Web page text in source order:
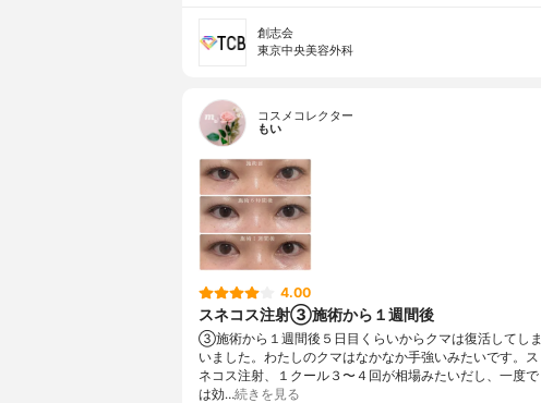
創志会
東京中央美容外科
コスメコレクター
もい
4.00
スネコス注射③施術から１週間後
③施術から１週間後５日目くらいからクマは復活してしま
いました。わたしのクマはなかなか手強いみたいです。ス
ネコス注射、１クール３〜４回が相場みたいだし、一度で
は効…続きを見る